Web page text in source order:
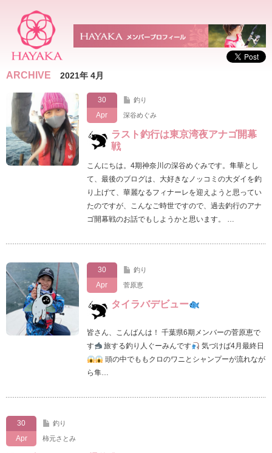
ARCHIVE 2021年 4月
30
Apr
釣り
深谷めぐみ
ラスト釣行は東京湾夜アナゴ開幕
戦
こんにちは。4期神奈川の深谷めぐみです。隼華とし
て、最後のブログは、大好きなノッコミの大ダイを釣
り上げて、華麗なるフィナーレを迎えようと思ってい
たのですが、こんなご時世ですので、過去釣行のアナ
ゴ開幕戦のお話でもしようかと思います。 …
30
Apr
釣り
菅原恵
タイラバデビュー
皆さん、こんばんは！ 千葉県6期メンバーの菅原恵で
す
旅する釣り人ぐーみんです
気づけば4月最終日
頭の中でももクロのワニとシャンプーが流れなが
ら隼…
30
Apr
釣り
柿元さとみ